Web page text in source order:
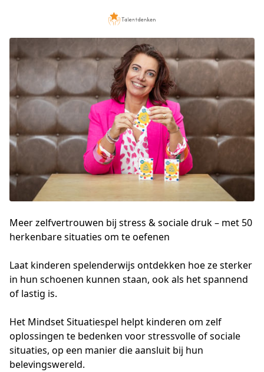
Meer zelfvertrouwen bij stress & sociale druk – met 50
herkenbare situaties om te oefenen
Laat kinderen spelenderwijs ontdekken hoe ze sterker
in hun schoenen kunnen staan, ook als het spannend
of lastig is.
Het Mindset Situatiespel helpt kinderen om zelf
oplossingen te bedenken voor stressvolle of sociale
situaties, op een manier die aansluit bij hun
belevingswereld.